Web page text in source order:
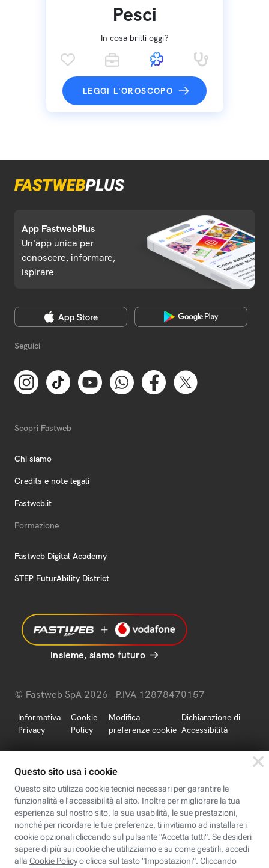
Pesci
In cosa brilli oggi?
LEGGI L'OROSCOPO
App FastwebPlus
Un'app unica per
conoscere, informare,
ispirare
Seguici
Scopri Fastweb
Chi siamo
Credits e note legali
Fastweb.it
Formazione
Fastweb Digital Academy
STEP FuturAbility District
Insieme, siamo futuro
© Fastweb SpA 2026 - P.IVA 12878470157
Informativa
Privacy
Cookie
Policy
Modifica
preferenze cookie
Dichiarazione di
Accessibilità